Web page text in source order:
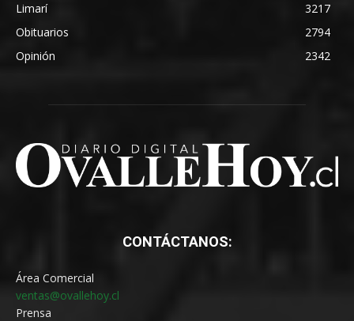
Limarí
3217
Obituarios
2794
Opinión
2342
CONTÁCTANOS:
Área Comercial
ventas@ovallehoy.cl
Prensa